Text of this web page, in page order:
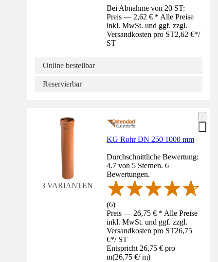
Bei Abnahme von 20 ST:
Preis — 2,62 € * Alle Preise
inkl. MwSt. und ggf. zzgl.
Versandkosten pro ST2,62 €*/
ST
Online bestellbar
Reservierbar
3 VARIANTEN
KG Rohr DN 250 1000 mm
Durchschnittliche Bewertung:
4.7 von 5 Sternen. 6
Bewertungen.
(6)
Preis — 26,75 € * Alle Preise
inkl. MwSt. und ggf. zzgl.
Versandkosten pro ST26,75
€*/ ST
Entspricht 26,75 € pro
m(26,75 €/ m)